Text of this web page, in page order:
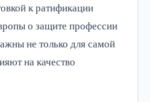
к ратификации
о защите профессии
не только для самой
на качество